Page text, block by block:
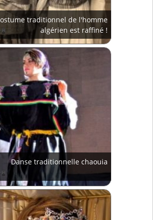
traditionnel de l'homme
algérien est raffiné !
Danse traditionnelle chaouia